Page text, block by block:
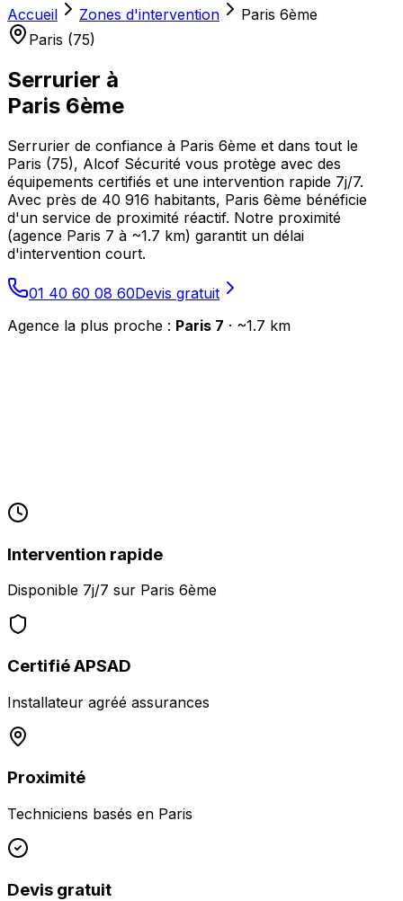
Accueil
Zones d'intervention
Paris 6ème
Paris (75)
Serrurier à
Paris 6ème
Serrurier de confiance à Paris 6ème et dans tout le
Paris (75), Alcof Sécurité vous protège avec des
équipements certifiés et une intervention rapide 7j/7.
Avec près de 40 916 habitants, Paris 6ème bénéficie
d'un service de proximité réactif. Notre proximité
(agence Paris 7 à ~1.7 km) garantit un délai
d'intervention court.
01 40 60 08 60Devis gratuit
Agence la plus proche : Paris 7 · ~1.7 km
Intervention rapide
Disponible 7j/7 sur Paris 6ème
Certifié APSAD
Installateur agréé assurances
Proximité
Techniciens basés en Paris
Devis gratuit